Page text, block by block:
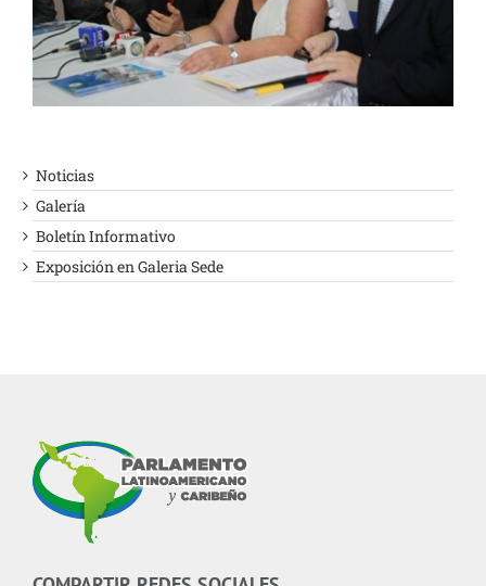
Noticias
Galería
Boletín Informativo
Exposición en Galeria Sede